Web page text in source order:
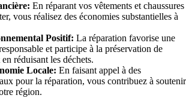
En réparant vos vêtements et chaussures
vous réalisez des économies substantielles à
Positif: La réparation favorise une
et participe à la préservation de
réduisant les déchets.
Locale: En faisant appel à des
pour la réparation, vous contribuez à soutenir
région.